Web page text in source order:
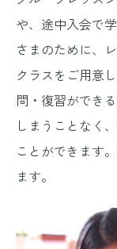
や、途中入会で
さまのために、
クラスをご用意
問・復習ができ
しまうことなく
ことができます
ます。